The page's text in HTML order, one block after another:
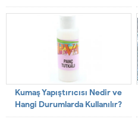
Kumaş Yapıştırıcısı Nedir ve
Hangi Durumlarda Kullanılır?